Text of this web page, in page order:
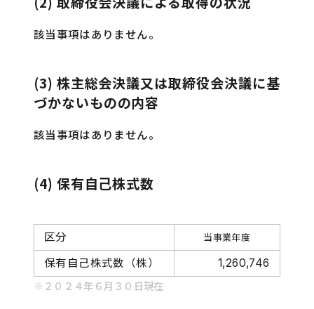
該当事項はありません。
(3) 株主総会決議又は取締役会決議に基
づかないものの内容
該当事項はありません。
(4) 保有自己株式数
区分 当事業年度
保有自己株式数（株） 1,260,746
※２０２４年６月３０日現在